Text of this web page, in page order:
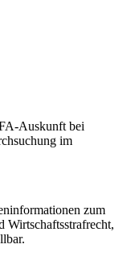
Auskunft bei
im
zum
Wirtschaftsstrafrecht,